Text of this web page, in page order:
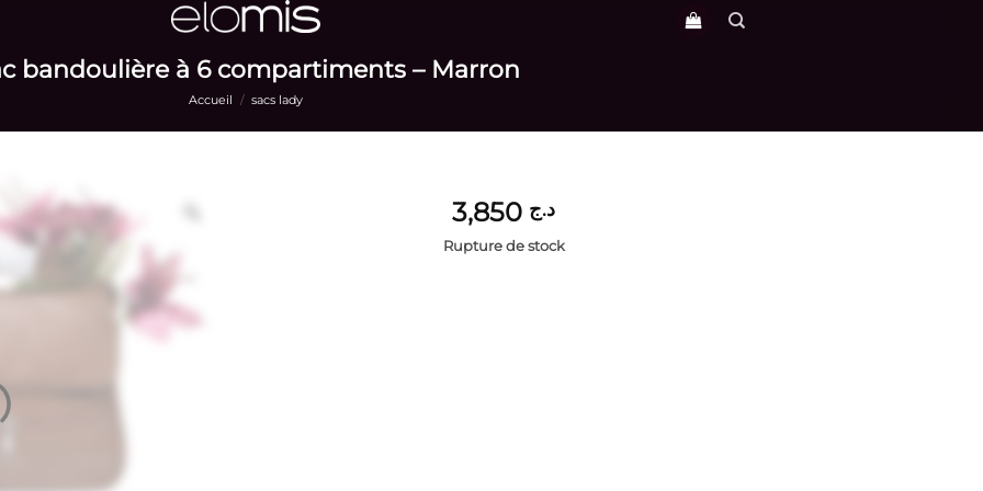
bandoulière à 6 compartiments – Marron
Accueil / sacs lady
د.ج
Rupture de stock